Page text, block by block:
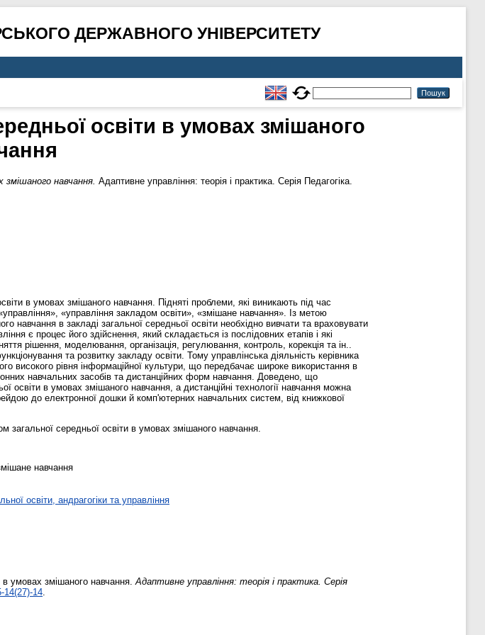
ДЕРЖАВНОГО УНІВЕРСИТЕТУ
освіти в умовах змішаного
змішаного навчання. Адаптивне управління: теорія і практика. Серія Педагогіка.
в умовах змішаного навчання. Підняті проблеми, які виникають під час
«управління закладом освіти», «змішане навчання». Із метою
навчання в закладі загальної середньої освіти необхідно вивчати та враховувати
є процес його здійснення, який складається із послідовних етапів і які
рішення, моделювання, організація, регулювання, контроль, корекція та ін..
та розвитку закладу освіти. Тому управлінська діяльність керівника
високого рівня інформаційної культури, що передбачає широке використання в
навчальних засобів та дистанційних форм навчання. Доведено, що
освіти в умовах змішаного навчання, а дистанційні технології навчання можна
до електронної дошки й комп'ютерних навчальних систем, від книжкової
загальної середньої освіти в умовах змішаного навчання.
навчання
освіти, андрагогіки та управління
в умовах змішаного навчання.Адаптивне управління: теорія і практика. Серія
14(27)-14.